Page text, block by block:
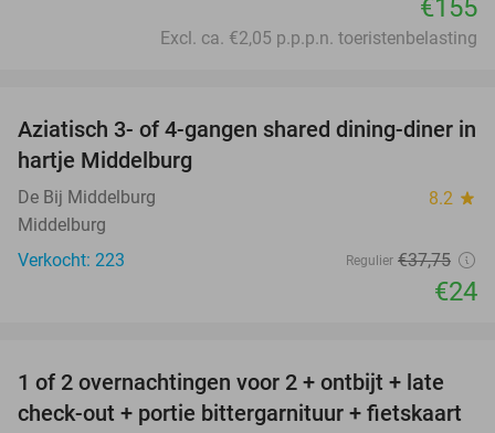
€155
Excl. ca. €2,05 p.p.p.n. toeristenbelasting
36%
Aziatisch 3- of 4-gangen shared dining-diner in
hartje Middelburg
De Bij Middelburg 8.2 star
Middelburg
Verkocht: 223
Regulier €37,75
€24
59%
1 of 2 overnachtingen voor 2 + ontbijt + late
check-out + portie bittergarnituur + fietskaart